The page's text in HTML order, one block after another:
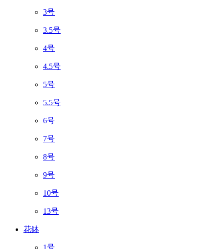
3号
3.5号
4号
4.5号
5号
5.5号
6号
7号
8号
9号
10号
13号
花鉢
1号